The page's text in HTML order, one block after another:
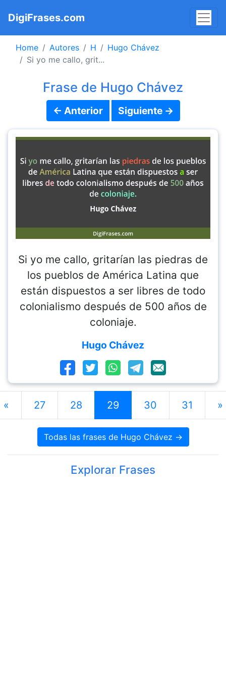
DigiFrases.com
Home Autores H
Hugo Chávez
Si yo me callo, grit...
Frase de Hugo Chávez
← Anterior Siguiente →
Si yo me callo, gritarían las piedras de
los pueblos de América Latina que
están dispuestos a ser libres de todo
colonialismo después de 500 años de
coloniaje.
Hugo Chávez
« 27 28 29 30 31 »
Todas las frases de Hugo Chávez →
Explorar Frases